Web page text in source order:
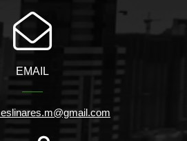
EMAIL